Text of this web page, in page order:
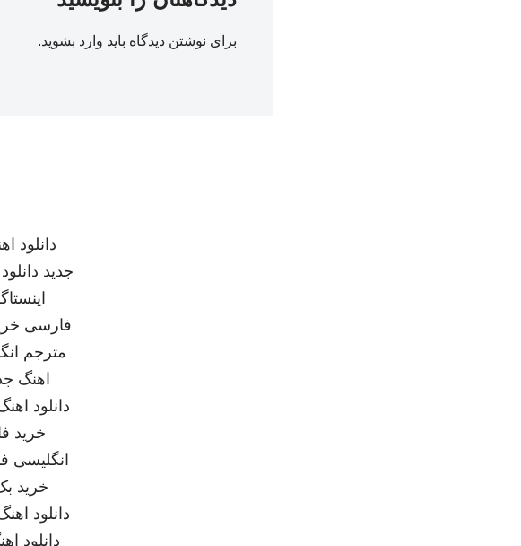
برای نوشتن دیدگاه باید وارد بشوید.
دانلود
جدید
فارسی
مترجم
اهنگ
دانلود
خرید
انگلیسی
خرید
دانلود
دانلود